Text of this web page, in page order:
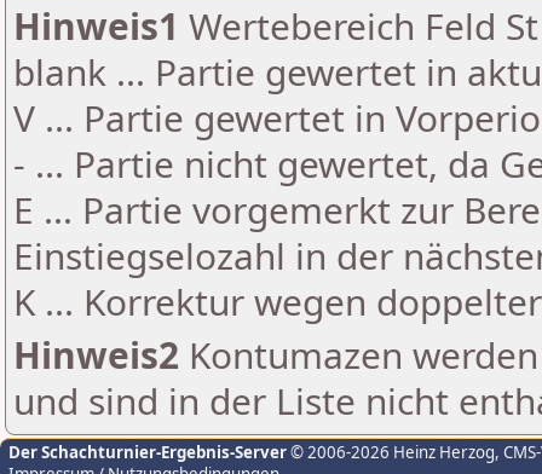
Hinweis1 Wertebereich Feld
blank ... Partie gewertet in
V ... Partie gewertet in
- ... Partie nicht gewertet, da
E ... Partie vorgemerkt zur
Einstiegselozahl in der
K ... Korrektur wegen
Hinweis2 Kontumazen
und sind in der Liste nicht
Der Schachturnier-Ergebnis-Server© 2006-2026 Heinz Herzog,